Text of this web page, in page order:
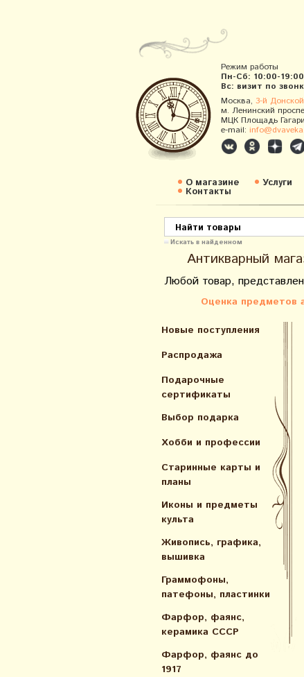
Режим работы
Пн-Сб: 10:00-19:00
Вс: визит по
Москва, 3-й
м. Ленинский
МЦК Площадь
e-mail:
О магазине Услуги
Контакты
Искать в найденном
Антикварный
Любой товар,
Оценка предметов
Новые поступления
Распродажа
Подарочные
сертификаты
Выбор подарка
Хобби и профессии
Старинные карты и
планы
Иконы и предметы
культа
Живопись, графика,
вышивка
Граммофоны,
патефоны, пластинки
Фарфор, фаянс,
керамика СССР
Фарфор, фаянс до
1917